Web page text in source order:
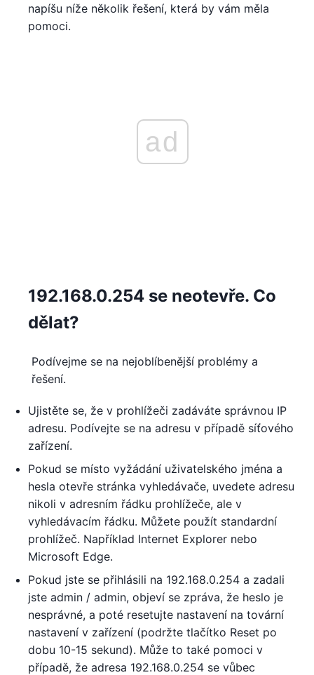
napíšu níže několik řešení, která by vám měla
pomoci.
ad
192.168.0.254 se neotevře. Co
dělat?
Podívejme se na nejoblíbenější problémy a
řešení.
Ujistěte se, že v prohlížeči zadáváte správnou IP
adresu. Podívejte se na adresu v případě síťového
zařízení.
Pokud se místo vyžádání uživatelského jména a
hesla otevře stránka vyhledávače, uvedete adresu
nikoli v adresním řádku prohlížeče, ale v
vyhledávacím řádku. Můžete použít standardní
prohlížeč. Například Internet Explorer nebo
Microsoft Edge.
Pokud jste se přihlásili na 192.168.0.254 a zadali
jste admin / admin, objeví se zpráva, že heslo je
nesprávné, a poté resetujte nastavení na tovární
nastavení v zařízení (podržte tlačítko Reset po
dobu 10-15 sekund). Může to také pomoci v
případě, že adresa 192.168.0.254 se vůbec